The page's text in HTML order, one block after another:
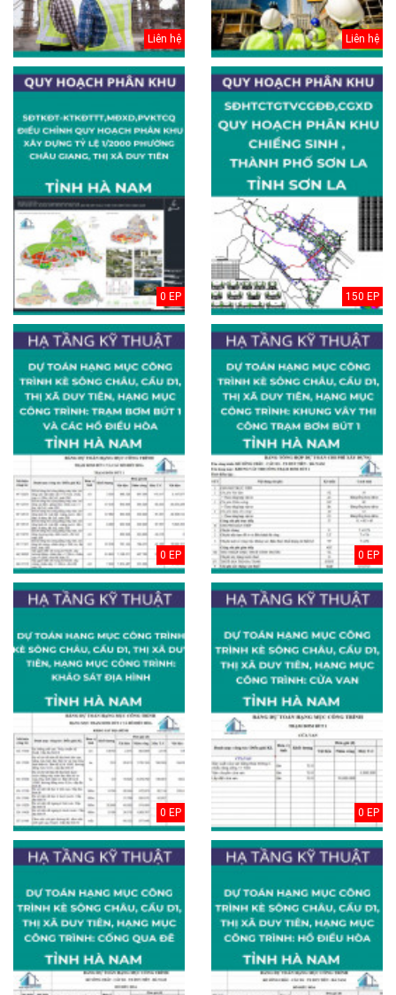
Liên hệ Liên hệ
0 EP 150 EP
0 EP 0 EP
0 EP 0 EP